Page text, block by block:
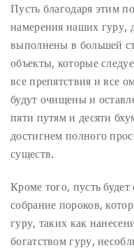
Пусть благодаря этим
намерения наших гуру,
выполнены в большей
объекты, которые
все препятствия и все
будут очищены и
пяти путям и десяти
достигнем полного
существ.
Кроме того, пусть
собрание пороков,
гуру, таких как
богатством гуру,